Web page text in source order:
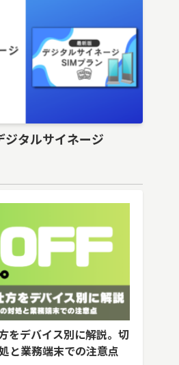
ジタルサイネージ
をデバイス別に解説。切
と業務端末での注意点